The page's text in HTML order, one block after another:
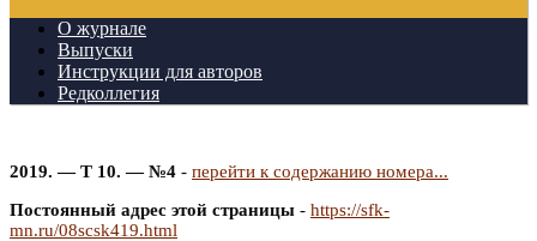
О журнале
Выпуски
Инструкции для авторов
Редколлегия
2019. — Т 10. — №4 - перейти к содержанию номера...
Постоянный адрес этой страницы - https://sfk-
mn.ru/08scsk419.html